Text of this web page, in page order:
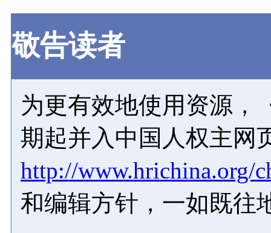
敬告读者
为更有效地使用资源，
期起并入中国人权主网
http://www.hrichina.org/
和编辑方针，一如既往